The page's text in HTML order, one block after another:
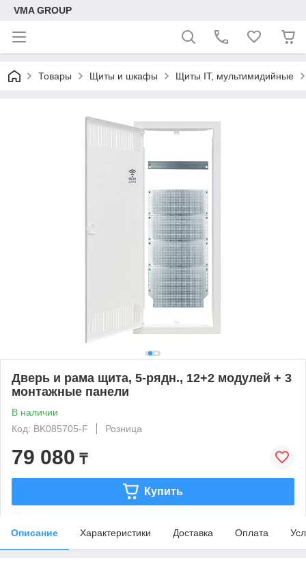
VMA GROUP
Товары Щиты и шкафы Щиты IT, мультимидийные
Дверь и рама щита, 5-рядн., 12+2 модулей + 3
монтажные панели
В наличии
Код: BK085705-F
Розница
79 080 ₸
Купить
Описание Характеристики Доставка Оплата